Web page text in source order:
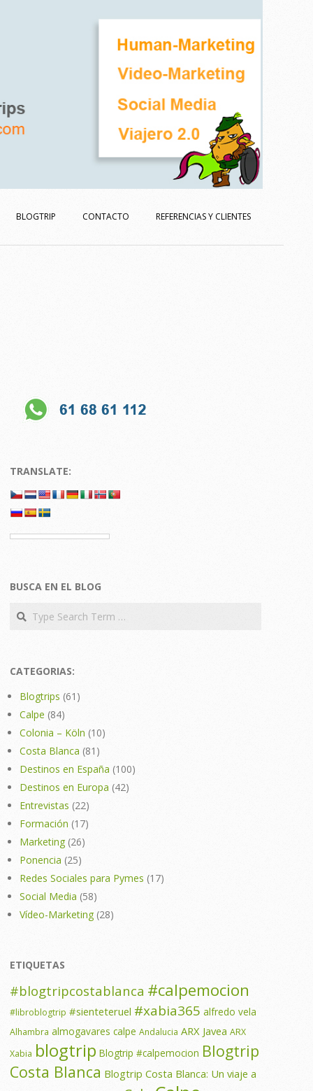
BLOGTRIP CONTACTO REFERENCIAS Y CLIENTES
TRANSLATE:
BUSCA EN EL BLOG
Search
CATEGORIAS:
Blogtrips (61)
Calpe (84)
Colonia – Köln (10)
Costa Blanca (81)
Destinos en España (100)
Destinos en Europa (42)
Entrevistas (22)
Formación (17)
Marketing (26)
Ponencia (25)
Redes Sociales para Pymes (17)
Social Media (58)
Vídeo-Marketing (28)
ETIQUETAS
#blogtripcostablanca #calpemocion
#libroblogtrip #sienteteruel #xabia365 alfredo vela
Alhambra almogavares calpe Andalucia ARX Javea ARX
Xabia blogtrip Blogtrip #calpemocion Blogtrip
Costa Blanca Blogtrip Costa Blanca: Un viaje a